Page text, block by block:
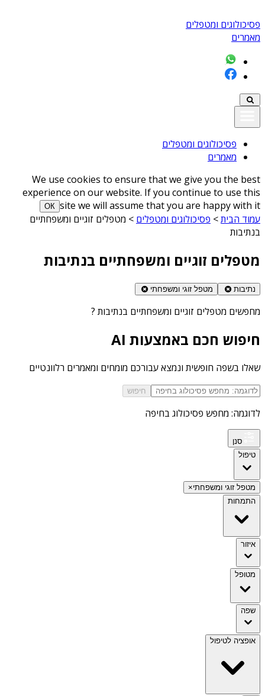
פסיכולוגים ומטפלים
מאמרים
פסיכולוגים ומטפלים
מאמרים
We use cookies to ensure that we give you the best
experience on our website. If you continue to use this
site we will assume that you are happy with it
ОК
עמוד הבית> פסיכולוגים ומטפלים > מטפלים זוגיים ומשפחתיים
בנתיבות
מטפלים זוגיים ומשפחתיים בנתיבות
נתיבות מטפל זוגי ומשפחתי
מחפשים מטפלים זוגיים ומשפחתיים בנתיבות ?
חיפוש חכם באמצעות AI
שאלו בשפה חופשית ונמצא עבורכם מומחים ומאמרים רלוונטיים
חיפוש
לדוגמה: מחפש פסיכולוג בחיפה
סנן
טיפול
מטפל זוגי ומשפחתי×
התמחות
איזור
מטופל
שפה
אופציה לטיפול